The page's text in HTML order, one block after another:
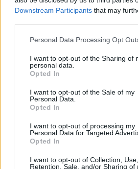
Downstream Participants that may
Please note that this website/app uses
not limited to your visit or usage
grant or deny consent to Google and
use your data for below specified
consent section.
Personal Data Processing Opt
I want to opt-out of the Sharing of
personal data.
Opted In
I want to opt-out of the Sale of my
Personal Data.
Opted In
I want to opt-out of processing my
Personal Data for Targeted
Opted In
I want to opt-out of Collection, Use,
Retention, Sale, and/or Sharing of
Πάτρα – Φυλακές Αγίου
ο έλεγχος και έγιναν